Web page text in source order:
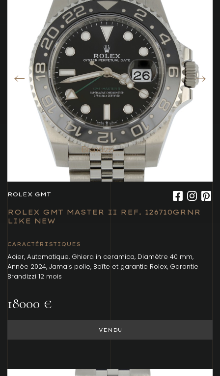
ROLEX GMT
ROLEX GMT MASTER II REF. 126710GRNR
LIKE NEW
CARACTÉRISTIQUES
Acier, Automatique, Ghiera in ceramica, Diamètre 40 mm,
Année 2024, Jamais polie, Boîte et garantie Rolex, Garantie
Brandizzi 12 mois
18000 €
VENDU